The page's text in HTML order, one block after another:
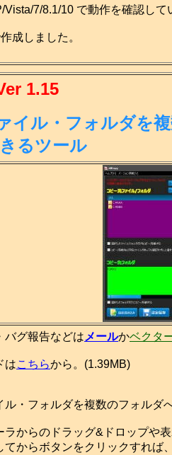
7/8.1/10 で動作を確認して
成しました。
1.15
イル・フォルダを
るツール
グ報告などは メールかベクタ
はこちらから。(1.39MB)
・フォルダを複数のフォルダ
からのドラッグ&ドロップや
てからボタンをクリックすれば